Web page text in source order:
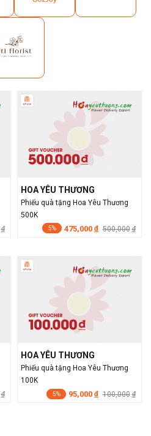
đ
HOA YÊU THƯƠNG
Phiếu quà tặng Hoa Yêu Thương
500K
5% 475,000 đ 500,000 đ
đ
HOA YÊU THƯƠNG
Phiếu quà tặng Hoa Yêu Thương
100K
5% 95,000 đ 100,000 đ